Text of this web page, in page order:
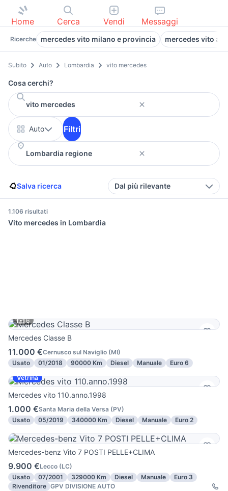
Home Cerca Vendi Messaggi
Ricerche mercedes vito milano e provincia mercedes vito
Subito Auto Lombardia vito mercedes
Cosa cerchi?
Auto Filtri
Salva ricerca Dal più rilevante
1.106 risultati
Vito mercedes in Lombardia
6
Mercedes Classe B
11.000 €Cernusco sul Naviglio (MI)
Usato
01/2018 90000 Km Diesel Manuale
Euro 6
Vetrina
Mercedes vito 110.anno.1998
1.000 €Santa Maria della Versa (PV)
Usato
05/2019 340000 Km Diesel Manuale Euro 2
Mercedes-benz Vito 7 POSTI PELLE+CLIMA
9.900 €Lecco (LC)
Usato
07/2001 329000 Km Diesel Manuale
Euro 3
Rivenditore GPV DIVISIONE AUTO